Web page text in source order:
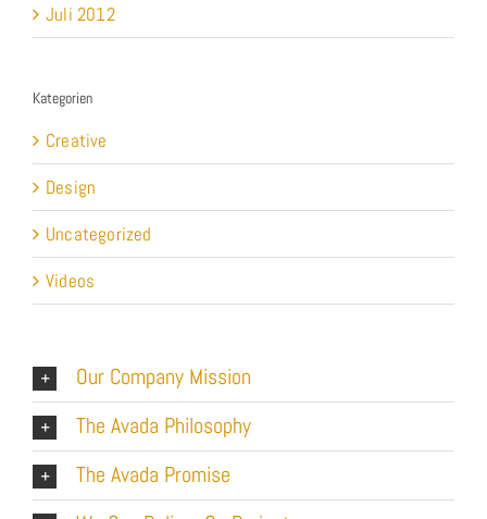
Design
Uncategorized
Videos
The Avada Philosophy
The Avada Promise
We Can Deliver On Projects